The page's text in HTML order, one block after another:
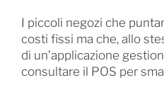
I piccoli negozi che
costi fissi ma che, allo
di un’applicazione
consultare il POS per